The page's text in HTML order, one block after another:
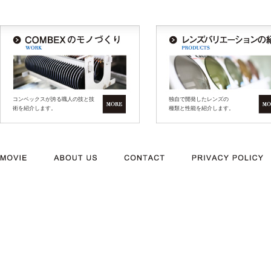
コンベックスが誇る職人の技と技
術を紹介します。
独自で開発したレンズの
種類と性能を紹介します。